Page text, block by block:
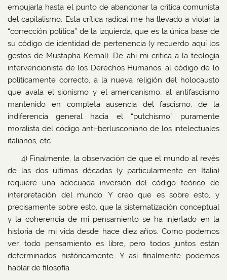
empujarla hasta el punto de abandonar la crítica comunista
del capitalismo. Esta crítica radical me ha llevado a violar la
“corrección política” de la izquierda, que es la única base de
su código de identidad de pertenencia (y recuerdo aquí los
gestos de Mustapha Kemal). De ahí mi crítica a la teología
intervencionista de los Derechos Humanos, al código de lo
políticamente correcto, a la nueva religión del holocausto
que avala el sionismo y el americanismo, al antifascismo
mantenido en completa ausencia del fascismo, de la
indiferencia general hacia el “putchismo” puramente
moralista del código anti-berlusconiano de los intelectuales
italianos, etc.
4) Finalmente, la observación de que el mundo al revés
de las dos últimas décadas (y particularmente en Italia)
requiere una adecuada inversión del código teórico de
interpretación del mundo. Y creo que es sobre esto, y
precisamente sobre esto, que la sistematización conceptual
y la coherencia de mi pensamiento se ha injertado en la
historia de mi vida desde hace diez años. Como podemos
ver, todo pensamiento es libre, pero todos juntos están
determinados históricamente. Y así finalmente podemos
hablar de filosofía.